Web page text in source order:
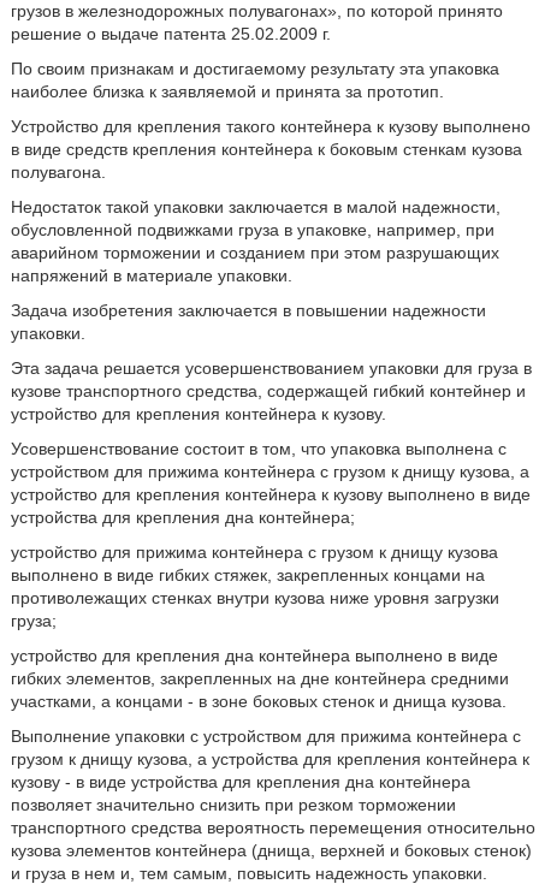
грузов в железнодорожных полувагонах», по которой принято
решение о выдаче патента 25.02.2009 г.
По своим признакам и достигаемому результату эта упаковка
наиболее близка к заявляемой и принята за прототип.
Устройство для крепления такого контейнера к кузову выполнено
в виде средств крепления контейнера к боковым стенкам кузова
полувагона.
Недостаток такой упаковки заключается в малой надежности,
обусловленной подвижками груза в упаковке, например, при
аварийном торможении и созданием при этом разрушающих
напряжений в материале упаковки.
Задача изобретения заключается в повышении надежности
упаковки.
Эта задача решается усовершенствованием упаковки для груза в
кузове транспортного средства, содержащей гибкий контейнер и
устройство для крепления контейнера к кузову.
Усовершенствование состоит в том, что упаковка выполнена с
устройством для прижима контейнера с грузом к днищу кузова, а
устройство для крепления контейнера к кузову выполнено в виде
устройства для крепления дна контейнера;
устройство для прижима контейнера с грузом к днищу кузова
выполнено в виде гибких стяжек, закрепленных концами на
противолежащих стенках внутри кузова ниже уровня загрузки
груза;
устройство для крепления дна контейнера выполнено в виде
гибких элементов, закрепленных на дне контейнера средними
участками, а концами - в зоне боковых стенок и днища кузова.
Выполнение упаковки с устройством для прижима контейнера с
грузом к днищу кузова, а устройства для крепления контейнера к
кузову - в виде устройства для крепления дна контейнера
позволяет значительно снизить при резком торможении
транспортного средства вероятность перемещения относительно
кузова элементов контейнера (днища, верхней и боковых стенок)
и груза в нем и, тем самым, повысить надежность упаковки.